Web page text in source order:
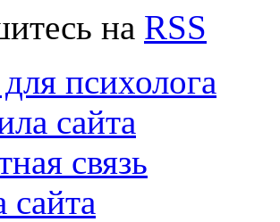
на RSS
психолога
сайта
связь
сайта